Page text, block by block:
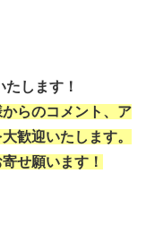
します！
からのコメント、ア
歓迎いたします。
せ願います！